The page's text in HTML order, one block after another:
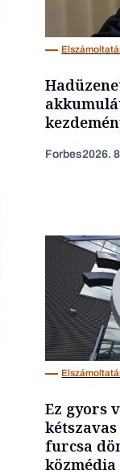
Forbes2026.
Ez gyors
furcsa
közmédia